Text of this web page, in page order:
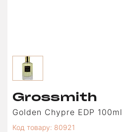
Grossmith
Golden Chypre EDP 100ml
Код товару: 80921